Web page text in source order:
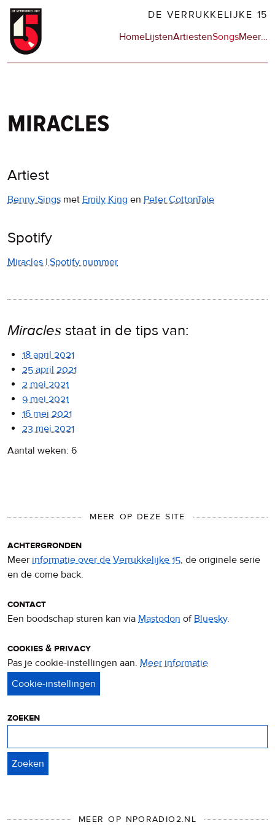
Overslaan
naar
DE VERRUKKELIJKE 15
Hoofdnavigatie
HomeLijstenArtiestenSongsMeerop
…
miracles
Artiest
Benny Sings met Emily King en Peter CottonTale
Spotify
Miracles | Spotify nummer
Miracles staat in de tips van:
18 april 2021
25 april 2021
2 mei 2021
9 mei 2021
16 mei 2021
23 mei 2021
Aantal weken: 6
MEER OP DEZE SITE
achtergronden
Meer informatie over de Verrukkelijke 15, de originele serie
en de come back.
contact
Een boodschap sturen kan via Mastodon ofBluesky.
cookies & privacy
Pas je cookie-instellingen aan. Meer informatie
zoeken
MEER OP NPORADIO2.NL